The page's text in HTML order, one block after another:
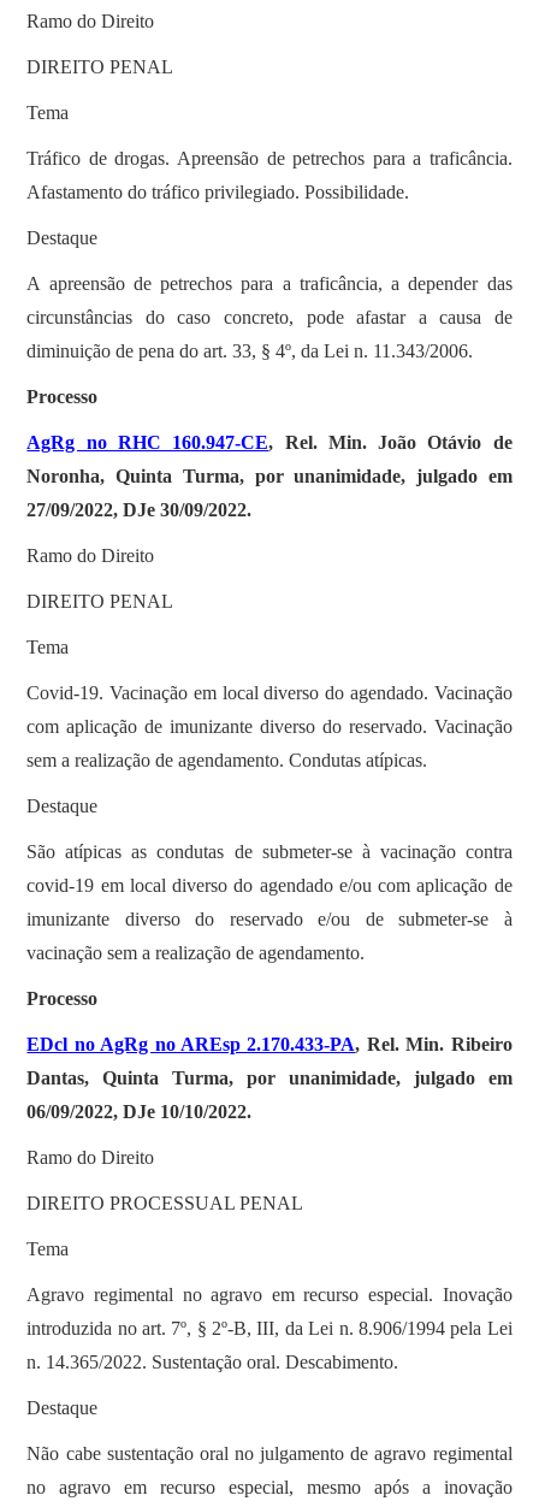
Ramo do Direito
DIREITO PENAL
Tema
Tráfico de drogas. Apreensão de petrechos para a traficância.
Afastamento do tráfico privilegiado. Possibilidade.
Destaque
A apreensão de petrechos para a traficância, a depender das
circunstâncias do caso concreto, pode afastar a causa de
diminuição de pena do art. 33, § 4º, da Lei n. 11.343/2006.
Processo
AgRg no RHC 160.947-CE, Rel. Min. João Otávio de
Noronha, Quinta Turma, por unanimidade, julgado em
27/09/2022, DJe 30/09/2022.
Ramo do Direito
DIREITO PENAL
Tema
Covid-19. Vacinação em local diverso do agendado. Vacinação
com aplicação de imunizante diverso do reservado. Vacinação
sem a realização de agendamento. Condutas atípicas.
Destaque
São atípicas as condutas de submeter-se à vacinação contra
covid-19 em local diverso do agendado e/ou com aplicação de
imunizante diverso do reservado e/ou de submeter-se à
vacinação sem a realização de agendamento.
Processo
EDcl no AgRg no AREsp 2.170.433-PA, Rel. Min. Ribeiro
Dantas, Quinta Turma, por unanimidade, julgado em
06/09/2022, DJe 10/10/2022.
Ramo do Direito
DIREITO PROCESSUAL PENAL
Tema
Agravo regimental no agravo em recurso especial. Inovação
introduzida no art. 7º, § 2º-B, III, da Lei n. 8.906/1994 pela Lei
n. 14.365/2022. Sustentação oral. Descabimento.
Destaque
Não cabe sustentação oral no julgamento de agravo regimental
no agravo em recurso especial, mesmo após a inovação